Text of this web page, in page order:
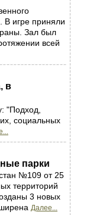
В игре приняли
Зал был
всей
в
"Подход,
социальных
парки
№109 от 25
территорий
3 новых
Далее...